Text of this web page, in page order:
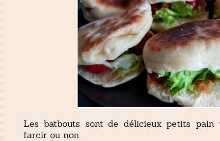
Les batbouts sont de délicieux petits
farcir ou non.